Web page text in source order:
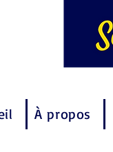
À propos